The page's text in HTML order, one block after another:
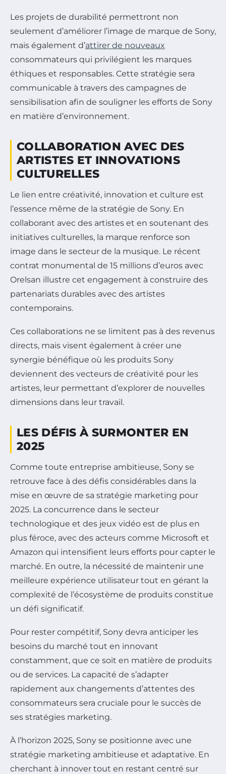
Les projets de durabilité permettront non
seulement d’améliorer l’image de marque de Sony,
mais également d’attirer de nouveaux
consommateurs qui privilégient les marques
éthiques et responsables. Cette stratégie sera
communicable à travers des campagnes de
sensibilisation afin de souligner les efforts de Sony
en matière d’environnement.
COLLABORATION AVEC DES
ARTISTES ET INNOVATIONS
CULTURELLES
Le lien entre créativité, innovation et culture est
l’essence même de la stratégie de Sony. En
collaborant avec des artistes et en soutenant des
initiatives culturelles, la marque renforce son
image dans le secteur de la musique. Le récent
contrat monumental de 15 millions d’euros avec
Orelsan illustre cet engagement à construire des
partenariats durables avec des artistes
contemporains.
Ces collaborations ne se limitent pas à des revenus
directs, mais visent également à créer une
synergie bénéfique où les produits Sony
deviennent des vecteurs de créativité pour les
artistes, leur permettant d’explorer de nouvelles
dimensions dans leur travail.
LES DÉFIS À SURMONTER EN
2025
Comme toute entreprise ambitieuse, Sony se
retrouve face à des défis considérables dans la
mise en œuvre de sa stratégie marketing pour
2025. La concurrence dans le secteur
technologique et des jeux vidéo est de plus en
plus féroce, avec des acteurs comme Microsoft et
Amazon qui intensifient leurs efforts pour capter le
marché. En outre, la nécessité de maintenir une
meilleure expérience utilisateur tout en gérant la
complexité de l’écosystème de produits constitue
un défi significatif.
Pour rester compétitif, Sony devra anticiper les
besoins du marché tout en innovant
constamment, que ce soit en matière de produits
ou de services. La capacité de s’adapter
rapidement aux changements d’attentes des
consommateurs sera cruciale pour le succès de
ses stratégies marketing.
À l’horizon 2025, Sony se positionne avec une
stratégie marketing ambitieuse et adaptative. En
cherchant à innover tout en restant centré sur